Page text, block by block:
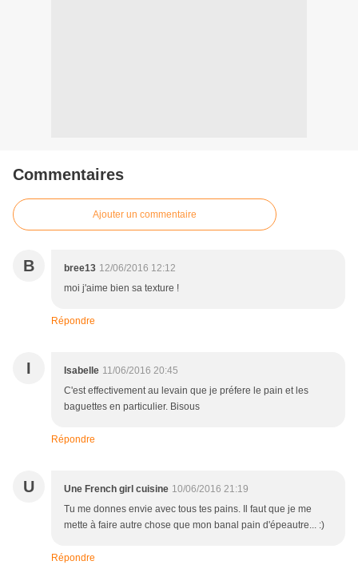
Commentaires
Ajouter un commentaire
B bree13 12/06/2016 12:12
moi j'aime bien sa texture !
Répondre
I Isabelle 11/06/2016 20:45
C'est effectivement au levain que je préfere le pain et les
baguettes en particulier. Bisous
Répondre
U Une French girl cuisine 10/06/2016 21:19
Tu me donnes envie avec tous tes pains. Il faut que je me
mette à faire autre chose que mon banal pain d'épeautre... :)
Répondre